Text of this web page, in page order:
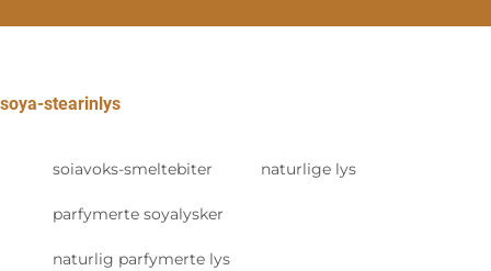
soya-stearinlys
soiavoks-smeltebiter naturlige lys
parfymerte soyalysker
naturlig parfymerte lys